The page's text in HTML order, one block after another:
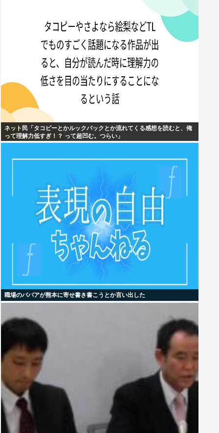
ネット民「タコピーとかルックバックとか流れてくる感想を読むと、俺
って理解力低すぎ！？ って超凹む。つらい」
職場のババアが熊本に寄せ書き書こうとか言い出した